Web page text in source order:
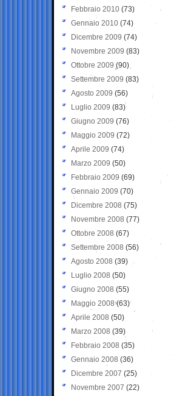
Febbraio 2010 (73)
Gennaio 2010 (74)
Dicembre 2009 (74)
Novembre 2009 (83)
Ottobre 2009 (90)
Settembre 2009 (83)
Agosto 2009 (56)
Luglio 2009 (83)
Giugno 2009 (76)
Maggio 2009 (72)
Aprile 2009 (74)
Marzo 2009 (50)
Febbraio 2009 (69)
Gennaio 2009 (70)
Dicembre 2008 (75)
Novembre 2008 (77)
Ottobre 2008 (67)
Settembre 2008 (56)
Agosto 2008 (39)
Luglio 2008 (50)
Giugno 2008 (55)
Maggio 2008(63)
Aprile 2008 (50)
Marzo 2008 (39)
Febbraio 2008 (35)
Gennaio 2008 (36)
Dicembre 2007 (25)
Novembre 2007 (22)